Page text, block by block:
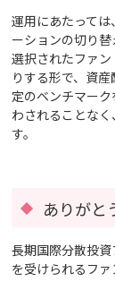
運用にあたって
ーションの切り
選択されたファ
りする形で、資
定のベンチマー
わされることな
す。
ありがと
長期国際分散投
を受けられるファ